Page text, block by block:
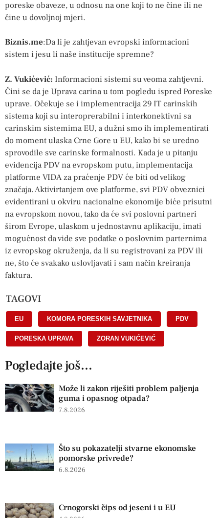
poreske obaveze, u odnosu na one koji to ne čine ili ne
čine u dovoljnoj mjeri.
Biznis.me:Da li je zahtjevan evropski informacioni
sistem i jesu li naše institucije spremne?
Z. Vukićević: Informacioni sistemi su veoma zahtjevni.
Čini se da je Uprava carina u tom pogledu ispred Poreske
uprave. Očekuje se i implementracija 29 IT carinskih
sistema koji su interoprerabilni i interkonektivni sa
carinskim sistemima EU, a dužni smo ih implementirati
do moment ulaska Crne Gore u EU, kako bi se uredno
sprovodile sve carinske formalnosti. Kada je u pitanju
evidencija PDV na evropskom putu, implementacija
platforme VIDA za praćenje PDV će biti od velikog
značaja. Aktivirtanjem ove platforme, svi PDV obveznici
evidentirani u okviru nacionalne ekonomije biće prisutni
na evropskom novou, tako da će svi poslovni partneri
širom Evrope, ulaskom u jednostavnu aplikaciju, imati
mogućnost da vide sve podatke o poslovnim parternima
iz evropskog okruženja, da li su registrovani za PDV ili
ne, što će svakako uslovljavati i sam način kreiranja
faktura.
TAGOVI
EU KOMORA PORESKIH SAVJETNIKA PDV
PORESKA UPRAVA ZORAN VUKIĆEVIĆ
Pogledajte još...
Može li zakon riješiti problem paljenja
guma i opasnog otpada?
7.8.2026
Što su pokazatelji stvarne ekonomske
pomorske privrede?
6.8.2026
Crnogorski čips od jeseni i u EU